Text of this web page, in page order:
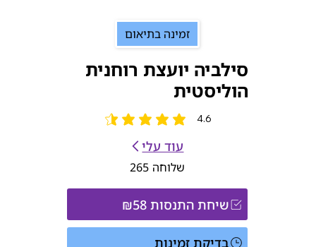
שיחת התנסות ₪58
בדיקת זמינות
זמינה בתיאום
עוד עלי
שלוחה 265
סילביה יועצת רוחנית
הוליסטית
4.6 הדירוג הממוצא הוא 4.6 מתוך 5